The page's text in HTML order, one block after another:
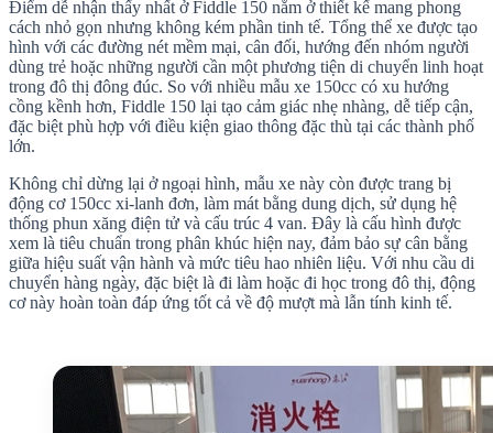
Điểm dễ nhận thấy nhất ở Fiddle 150 nằm ở thiết kế mang phong
cách nhỏ gọn nhưng không kém phần tinh tế. Tổng thể xe được tạo
hình với các đường nét mềm mại, cân đối, hướng đến nhóm người
dùng trẻ hoặc những người cần một phương tiện di chuyển linh hoạt
trong đô thị đông đúc. So với nhiều mẫu xe 150cc có xu hướng
cồng kềnh hơn, Fiddle 150 lại tạo cảm giác nhẹ nhàng, dễ tiếp cận,
đặc biệt phù hợp với điều kiện giao thông đặc thù tại các thành phố
lớn.
Không chỉ dừng lại ở ngoại hình, mẫu xe này còn được trang bị
động cơ 150cc xi-lanh đơn, làm mát bằng dung dịch, sử dụng hệ
thống phun xăng điện tử và cấu trúc 4 van. Đây là cấu hình được
xem là tiêu chuẩn trong phân khúc hiện nay, đảm bảo sự cân bằng
giữa hiệu suất vận hành và mức tiêu hao nhiên liệu. Với nhu cầu di
chuyển hàng ngày, đặc biệt là đi làm hoặc đi học trong đô thị, động
cơ này hoàn toàn đáp ứng tốt cả về độ mượt mà lẫn tính kinh tế.